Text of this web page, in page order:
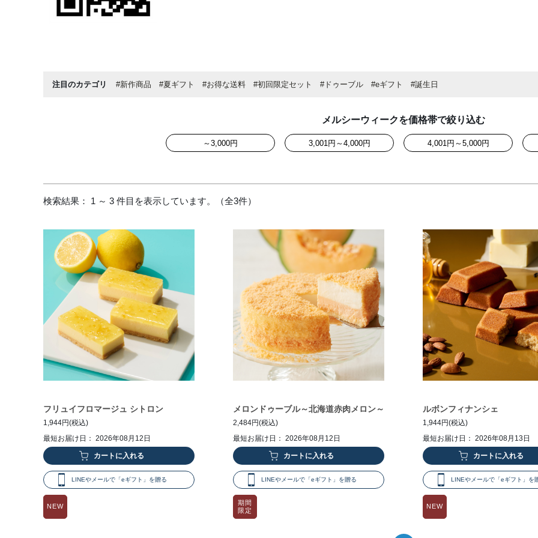
注目のカテゴリ #新作商品 #夏ギフト #お得な送料 #初回限定セット #ドゥーブル #eギフト #誕生日
メルシーウィークを価格帯で絞り込む
～3,000円 3,001円～4,000円 4,001円～5,000円
検索結果： 1 ～ 3 件目を表示しています。（全3件）
フリュイフロマージュ シトロン
1,944円(税込)
最短お届け日： 2026年08月12日
LINEやメールで「eギフト」を贈る
NEW
メロンドゥーブル～北海道赤肉メロン～
2,484円(税込)
最短お届け日： 2026年08月12日
LINEやメールで「eギフト」を贈る
期間
限定
ルボンフィナンシェ
1,944円(税込)
最短お届け日： 2026年08月13日
LINEやメールで「eギフト」を
NEW